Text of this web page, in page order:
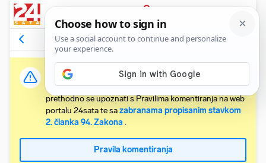
PRIJAVA
Komentari58 Relevantni
Važna obavijest:
Svaki korisnik koji želi komentirati članke obvezan je
prethodno se upoznati s Pravilima komentiranja na web
portalu 24sata te sazabranama propisanim stavkom
2. članka 94. Zakona .
Pravila komentiranja